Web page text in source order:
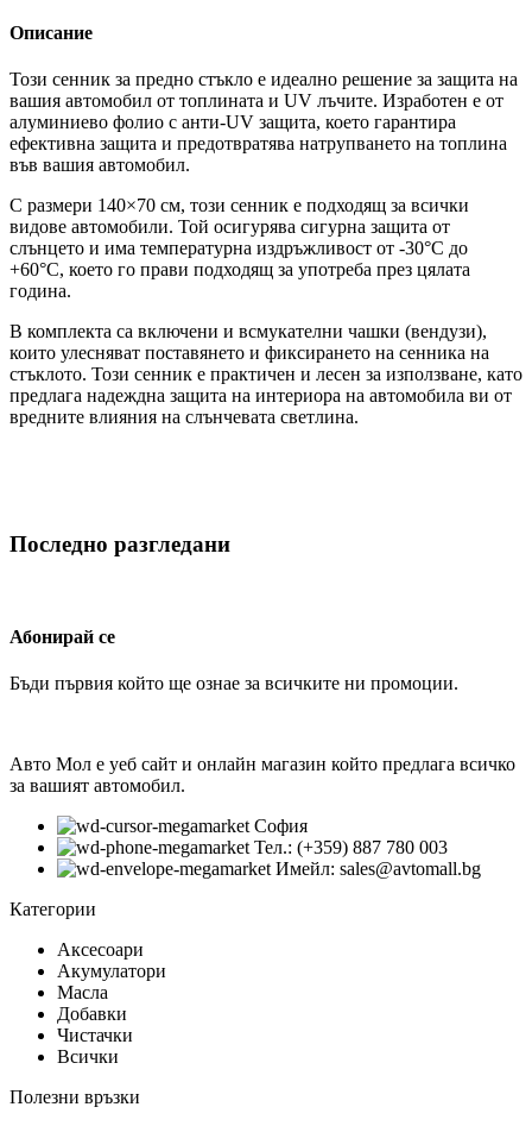
Описание
Този сенник за предно стъкло е идеално решение за защита на
вашия автомобил от топлината и UV лъчите. Изработен е от
алуминиево фолио с анти-UV защита, което гарантира
ефективна защита и предотвратява натрупването на топлина
във вашия автомобил.
С размери 140×70 см, този сенник е подходящ за всички
видове автомобили. Той осигурява сигурна защита от
слънцето и има температурна издръжливост от -30°C до
+60°C, което го прави подходящ за употреба през цялата
година.
В комплекта са включени и всмукателни чашки (вендузи),
които улесняват поставянето и фиксирането на сенника на
стъклото. Този сенник е практичен и лесен за използване, като
предлага надеждна защита на интериора на автомобила ви от
вредните влияния на слънчевата светлина.
Последно разгледани
Абонирай се
Бъди първия който ще ознае за всичките ни промоции.
Авто Мол е уеб сайт и онлайн магазин който предлага всичко
за вашият автомобил.
София
Тел.: (+359) 887 780 003
Имейл: sales@avtomall.bg
Категории
Аксесоари
Акумулатори
Масла
Добавки
Чистачки
Всички
Полезни връзки